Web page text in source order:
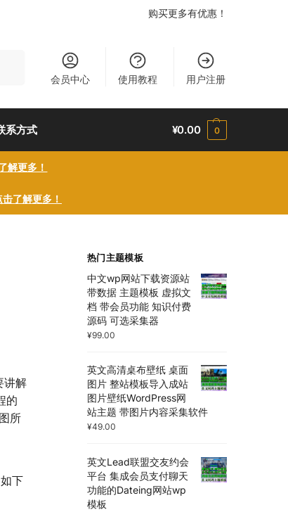
购买更多有优惠！
会员中心 使用教程 用户注册
系方式 ¥0.00 0
解更多！
击了解更多！
讲解
的
所
下
热门主题模板
中文wp网站下载资源站
带数据 主题模板 虚拟文
档 带会员功能 知识付费
源码 可选采集器
¥99.00
英文高清桌布壁纸 桌面
图片 整站模板导入成站
图片壁纸WordPress网
站主题 带图片内容采集软件
¥49.00
英文Lead联盟交友约会
平台 集成会员支付聊天
功能的Dateing网站wp
模板